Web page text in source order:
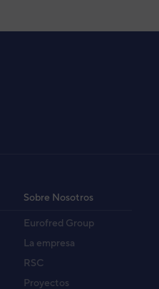
Sobre Nosotros
Eurofred Group
La empresa
RSC
Proyectos